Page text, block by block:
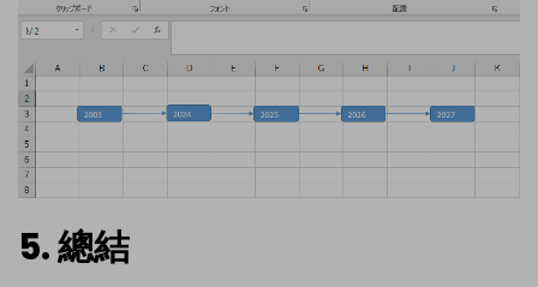
5. 總結